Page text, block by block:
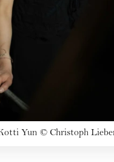
Yun © Christoph